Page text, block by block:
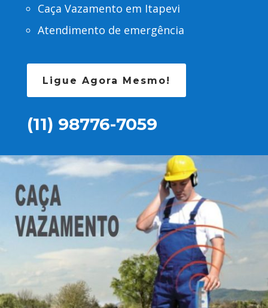
Caça Vazamento em Itapevi
Atendimento de emergência
Ligue Agora Mesmo!
(11) 98776-7059